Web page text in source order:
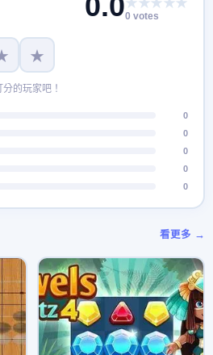
0 votes
★
的玩家吧！
0
0
0
0
0
看更多 →